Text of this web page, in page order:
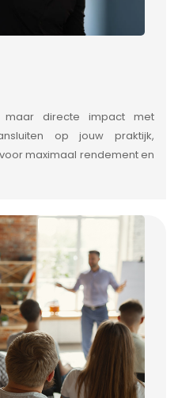
maar directe impact met
op jouw praktijk,
maximaal rendement en